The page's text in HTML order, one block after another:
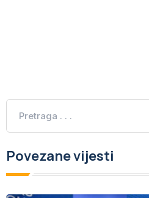
Povezane vijesti